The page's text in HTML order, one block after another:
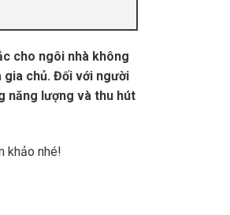
cho ngôi nhà không
gia chủ. Đối với người
năng lượng và thu hút
khảo nhé!